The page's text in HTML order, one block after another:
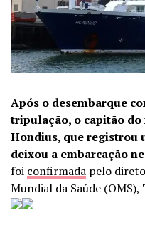
Após o desembarque
tripulação, o capitão
Hondius, que registrou
deixou a embarcação
foi confirmada pelo
Mundial da Saúde (OMS),